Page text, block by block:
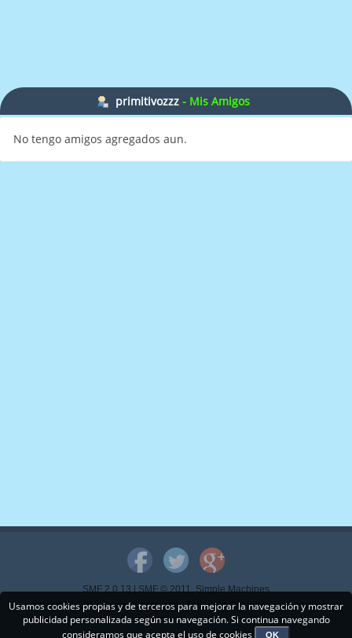
primitivozzz- Mis Amigos
No tengo amigos agregados aun.
SMF 2.0.13|SMF © 2011,Simple Machines
Copyright © 2015 - www.mispps.com. Todos los Derechos Reservados.
Usamos cookies propias y de terceros para mejorar la navegación y mostrar
publicidad personalizada según su navegación. Si continua navegando
consideramos que acepta el uso de cookies
OK